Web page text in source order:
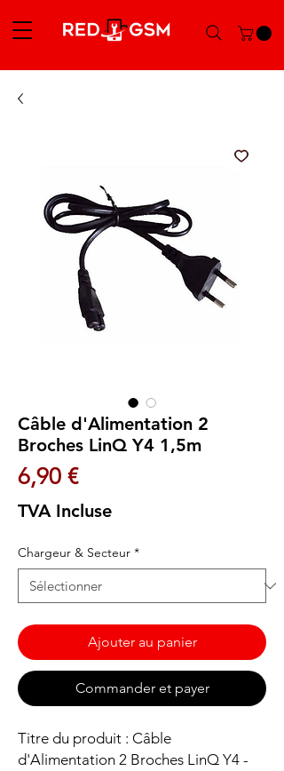
Câble d'Alimentation 2
Broches LinQ Y4 1,5m
6,90 €Prix
TVA Incluse
Chargeur & Secteur *
Ajouter au panier
Commander et payer
Titre du produit : Câble
d'Alimentation 2 Broches LinQ Y4 -